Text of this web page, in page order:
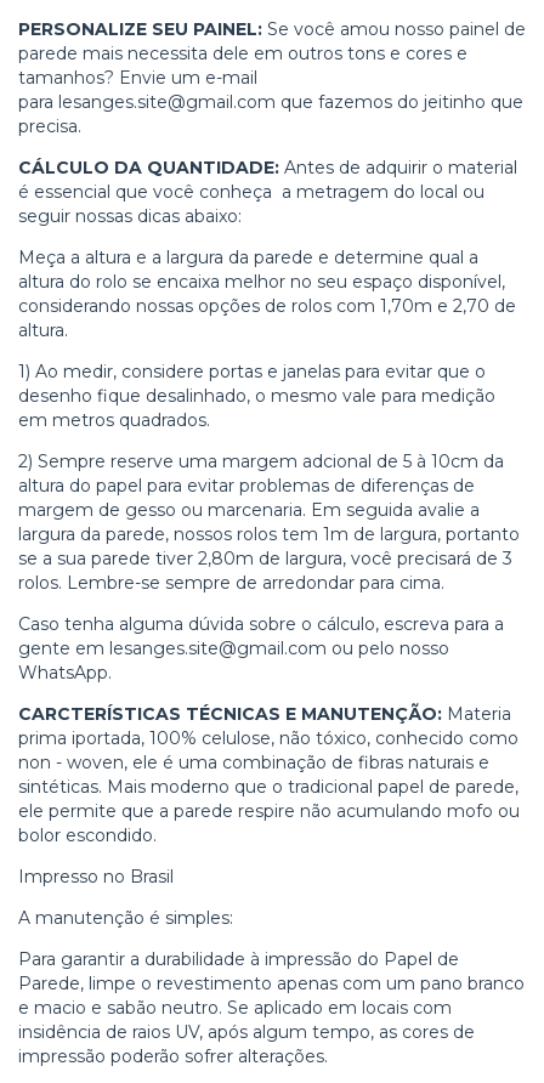
PERSONALIZE SEU PAINEL: Se você amou nosso painel de
parede mais necessita dele em outros tons e cores e
tamanhos? Envie um e-mail
para lesanges.site@gmail.com que fazemos do jeitinho que
precisa.
CÁLCULO DA QUANTIDADE: Antes de adquirir o material
é essencial que você conheça a metragem do local ou
seguir nossas dicas abaixo:
Meça a altura e a largura da parede e determine qual a
altura do rolo se encaixa melhor no seu espaço disponível,
considerando nossas opções de rolos com 1,70m e 2,70 de
altura.
1) Ao medir, considere portas e janelas para evitar que o
desenho fique desalinhado, o mesmo vale para medição
em metros quadrados.
2) Sempre reserve uma margem adcional de 5 à 10cm da
altura do papel para evitar problemas de diferenças de
margem de gesso ou marcenaria. Em seguida avalie a
largura da parede, nossos rolos tem 1m de largura, portanto
se a sua parede tiver 2,80m de largura, você precisará de 3
rolos. Lembre-se sempre de arredondar para cima.
Caso tenha alguma dúvida sobre o cálculo, escreva para a
gente em lesanges.site@gmail.com ou pelo nosso
WhatsApp.
CARCTERÍSTICAS TÉCNICAS E MANUTENÇÃO: Materia
prima iportada, 100% celulose, não tóxico, conhecido como
non - woven, ele é uma combinação de fibras naturais e
sintéticas. Mais moderno que o tradicional papel de parede,
ele permite que a parede respire não acumulando mofo ou
bolor escondido.
Impresso no Brasil
A manutenção é simples:
Para garantir a durabilidade à impressão do Papel de
Parede, limpe o revestimento apenas com um pano branco
e macio e sabão neutro. Se aplicado em locais com
insidência de raios UV, após algum tempo, as cores de
impressão poderão sofrer alterações.